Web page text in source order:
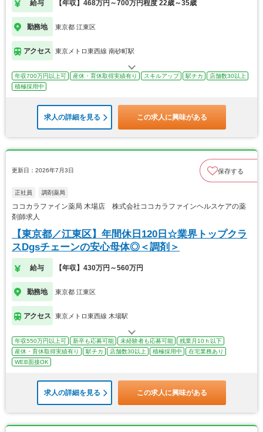
給与 【年収】468万円～700万円程度 22歳～35歳
勤務地 東京都 江東区
アクセス 東京メトロ東西線 南砂町駅
年収700万円以上可 産休・育休取得実績有り スキルアップ 駅チカ
店舗数30以上
積極採用中
求人の詳細を見る この求人に興味がある
更新日：2026年7月3日 保存する
正社員 調剤薬局
ココカラファイン薬局 木場店 株式会社ココカラファインヘルスケアの薬
剤師求人
【東京都／江東区】年間休日120日☆業界トップクラ
スDgsチェーンの安心母体◎＜調剤＞
給与 【年収】430万円～560万円
勤務地 東京都 江東区
アクセス 東京メトロ東西線 木場駅
年収550万円以上可 新卒も応募可能 未経験者も応募可能
残業月10ｈ以下
産休・育休取得実績有り
駅チカ 店舗数30以上 積極採用中
在宅業務あり
WEB面接OK
求人の詳細を見る この求人に興味がある